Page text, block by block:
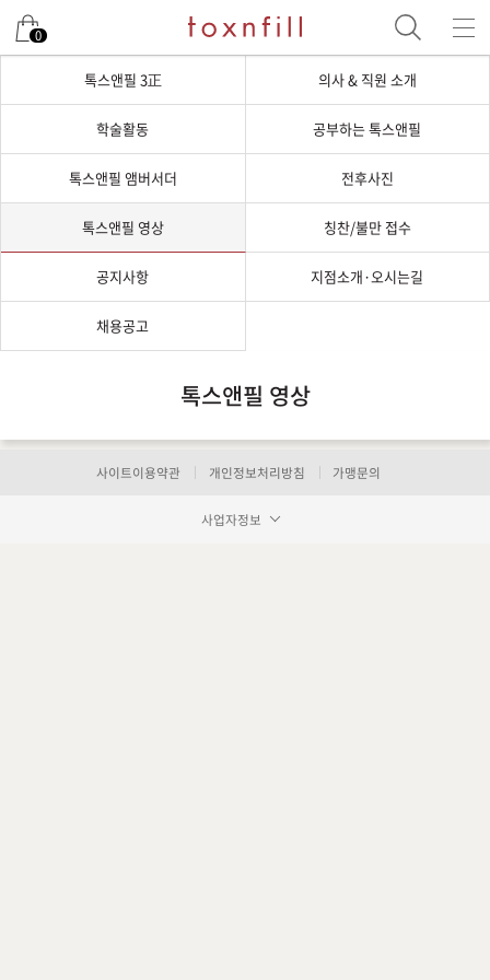
0
톡스앤필 3正 의사 & 직원 소개
학술활동 공부하는 톡스앤필
톡스앤필 앰버서더 전후사진
톡스앤필 영상 칭찬/불만 접수
공지사항 지점소개·오시는길
채용공고
톡스앤필 영상
사이트이용약관 개인정보처리방침 가맹문의
사업자정보